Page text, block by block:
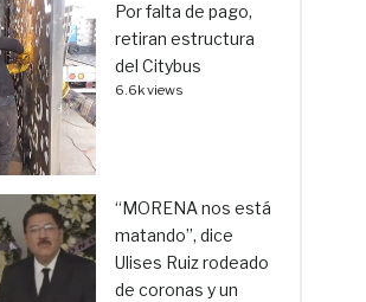
Por falta de pago,
retiran estructura
del Citybus
6.6k views
“MORENA nos está
matando”, dice
Ulises Ruiz rodeado
de coronas y un